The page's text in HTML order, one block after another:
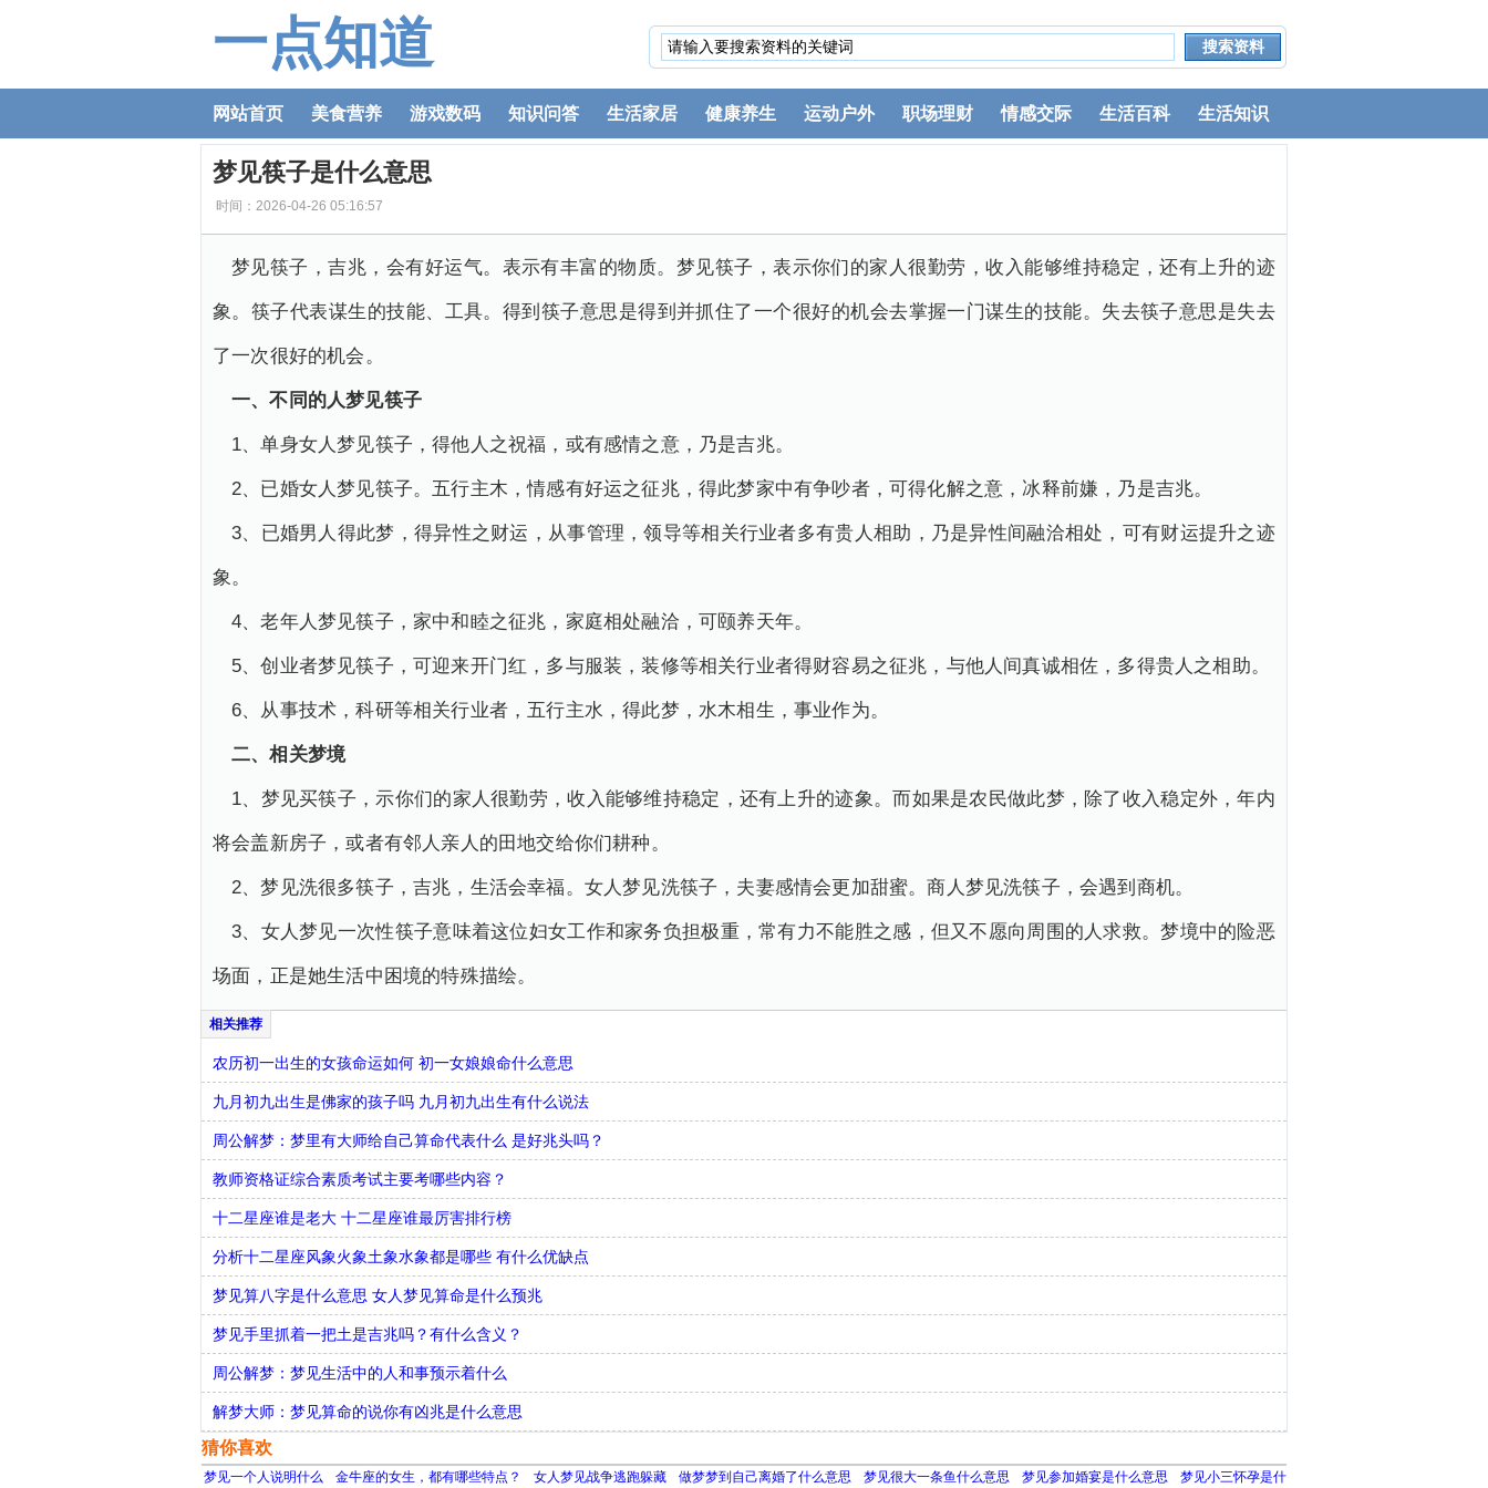
一点知道
网站首页 美食营养 游戏数码 知识问答 生活家居 健康养生 运动户外 职场理财 情感交际 生活百科 生活知识
梦见筷子是什么意思
时间：2026-04-26 05:16:57
梦见筷子，吉兆，会有好运气。表示有丰富的物质。梦见筷子，表示你们的家人很勤劳，收入能够维持稳定，还有上升的迹
象。筷子代表谋生的技能、工具。得到筷子意思是得到并抓住了一个很好的机会去掌握一门谋生的技能。失去筷子意思是失去
了一次很好的机会。
一、不同的人梦见筷子
1、单身女人梦见筷子，得他人之祝福，或有感情之意，乃是吉兆。
2、已婚女人梦见筷子。五行主木，情感有好运之征兆，得此梦家中有争吵者，可得化解之意，冰释前嫌，乃是吉兆。
3、已婚男人得此梦，得异性之财运，从事管理，领导等相关行业者多有贵人相助，乃是异性间融洽相处，可有财运提升之迹
象。
4、老年人梦见筷子，家中和睦之征兆，家庭相处融洽，可颐养天年。
5、创业者梦见筷子，可迎来开门红，多与服装，装修等相关行业者得财容易之征兆，与他人间真诚相佐，多得贵人之相助。
6、从事技术，科研等相关行业者，五行主水，得此梦，水木相生，事业作为。
二、相关梦境
1、梦见买筷子，示你们的家人很勤劳，收入能够维持稳定，还有上升的迹象。而如果是农民做此梦，除了收入稳定外，年内
将会盖新房子，或者有邻人亲人的田地交给你们耕种。
2、梦见洗很多筷子，吉兆，生活会幸福。女人梦见洗筷子，夫妻感情会更加甜蜜。商人梦见洗筷子，会遇到商机。
3、女人梦见一次性筷子意味着这位妇女工作和家务负担极重，常有力不能胜之感，但又不愿向周围的人求救。梦境中的险恶
场面，正是她生活中困境的特殊描绘。
农历初一出生的女孩命运如何 初一女娘娘命什么意思
九月初九出生是佛家的孩子吗 九月初九出生有什么说法
周公解梦：梦里有大师给自己算命代表什么 是好兆头吗？
教师资格证综合素质考试主要考哪些内容？
十二星座谁是老大 十二星座谁最厉害排行榜
分析十二星座风象火象土象水象都是哪些 有什么优缺点
梦见算八字是什么意思 女人梦见算命是什么预兆
梦见手里抓着一把土是吉兆吗？有什么含义？
周公解梦：梦见生活中的人和事预示着什么
解梦大师：梦见算命的说你有凶兆是什么意思
猜你喜欢
梦见一个人说明什么 金牛座的女生，都有哪些特点？ 女人梦见战争逃跑躲藏 做梦梦到自己离婚了什么意思 梦见很大一条鱼什么意思 梦见参加婚宴是什么意思 梦见小三怀孕是什